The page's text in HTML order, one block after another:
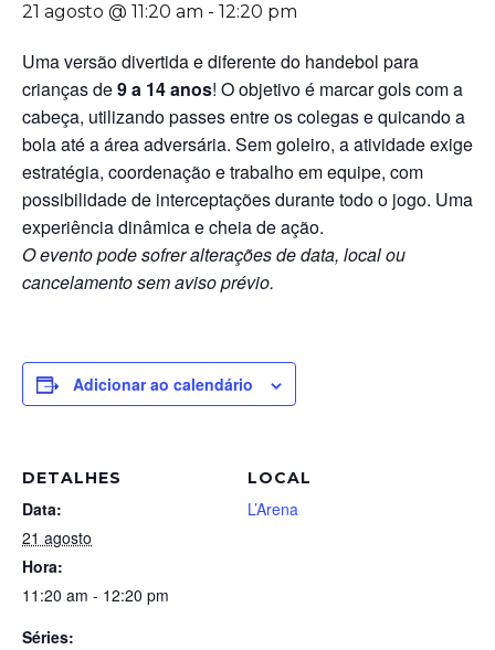
21 agosto @ 11:20 am - 12:20 pm
Uma versão divertida e diferente do handebol para
crianças de9 a 14 anos! O objetivo é marcar gols com a
cabeça, utilizando passes entre os colegas e quicando a
bola até a área adversária. Sem goleiro, a atividade exige
estratégia, coordenação e trabalho em equipe, com
possibilidade de interceptações durante todo o jogo. Uma
experiência dinâmica e cheia de ação.
O evento pode sofrer alterações de data, local ou
cancelamento sem aviso prévio.
Adicionar ao calendário
DETALHES
Data:
21 agosto
Hora:
11:20 am - 12:20 pm
Séries:
LOCAL
L’Arena